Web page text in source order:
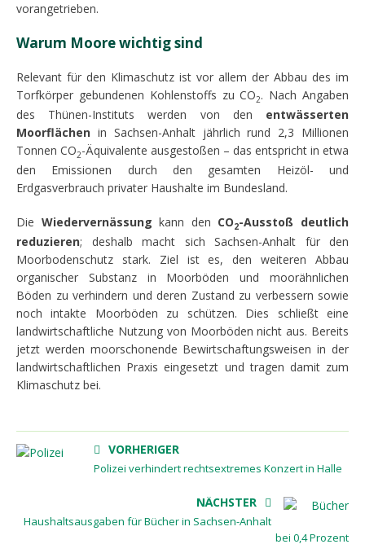
vorangetrieben.
Warum Moore wichtig sind
Relevant für den Klimaschutz ist vor allem der Abbau des im
Torfkörper gebundenen Kohlenstoffs zu CO2. Nach Angaben
des Thünen-Instituts werden von den entwässerten
Moorflächen in Sachsen-Anhalt jährlich rund 2,3 Millionen
Tonnen CO2-Äquivalente ausgestoßen – das entspricht in etwa
den Emissionen durch den gesamten Heizöl- und
Erdgasverbrauch privater Haushalte im Bundesland.
Die Wiedervernässung kann den CO2-Ausstoß deutlich
reduzieren; deshalb macht sich Sachsen-Anhalt für den
Moorbodenschutz stark. Ziel ist es, den weiteren Abbau
organischer Substanz in Moorböden und moorähnlichen
Böden zu verhindern und deren Zustand zu verbessern sowie
noch intakte Moorböden zu schützen. Dies schließt eine
landwirtschaftliche Nutzung von Moorböden nicht aus. Bereits
jetzt werden moorschonende Bewirtschaftungsweisen in der
landwirtschaftlichen Praxis eingesetzt und tragen damit zum
Klimaschutz bei.
VORHERIGER
Polizei verhindert rechtsextremes Konzert in Halle
NÄCHSTER
Haushaltsausgaben für Bücher in Sachsen-Anhalt
bei 0,4 Prozent